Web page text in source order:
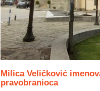
Milica Veličković
pravobranioca